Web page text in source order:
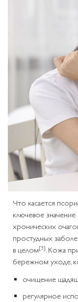
Что касается
ключевое
хронических
простудных
в целом[3]. Кожа
бережном уходе,
очищение
регулярное